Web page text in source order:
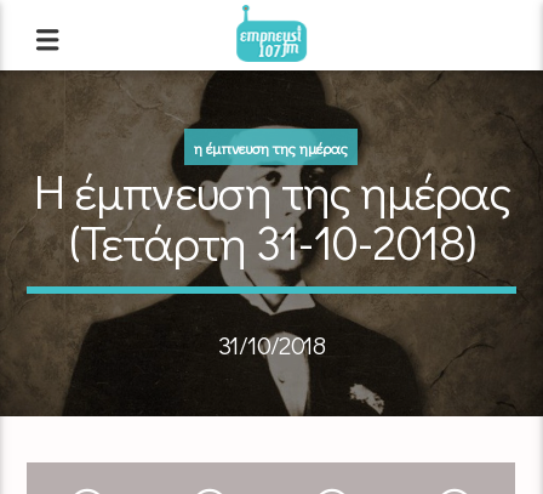
η έμπνευση της ημέρας
Η έμπνευση της ημέρας
(Τετάρτη 31-10-2018)
31/10/2018